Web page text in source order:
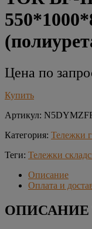
Цена по
Купить
Артикул:
Категория: Тележки
Теги: Тележки
Описание
Оплата и
ОПИСАНИЕ